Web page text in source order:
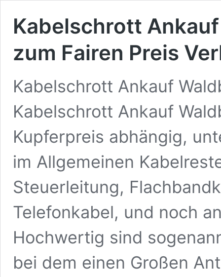
Kabelschrott
zum Fairen Preis
Kabelschrott Ankauf
Kabelschrott Ankauf
Kupferpreis abhängig,
im Allgemeinen
Steuerleitung,
Telefonkabel, und noch
Hochwertig sind
bei dem einen Großen